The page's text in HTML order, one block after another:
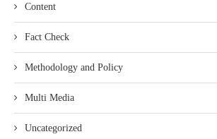
Content
Fact Check
Methodology and Policy
Multi Media
Uncategorized